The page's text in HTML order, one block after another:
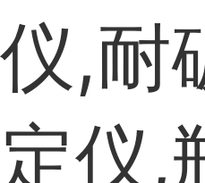
仪,耐
定仪,